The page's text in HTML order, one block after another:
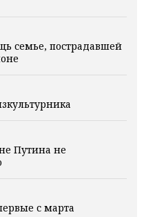
семье, пострадавшей
Путина не
с марта